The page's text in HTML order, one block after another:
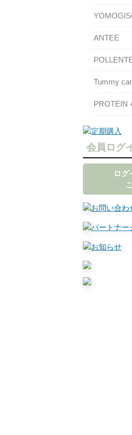
ANTEE
Tummy
PROTEIN
会員ログ
ログ